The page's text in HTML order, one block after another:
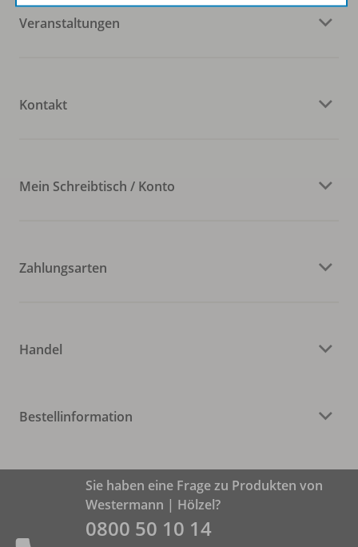
Veranstaltungen
Kontakt
Mein Schreibtisch / Konto
Zahlungsarten
Handel
Bestellinformation
Sie haben eine Frage zu Produkten von
Westermann | Hölzel?
0800 50 10 14